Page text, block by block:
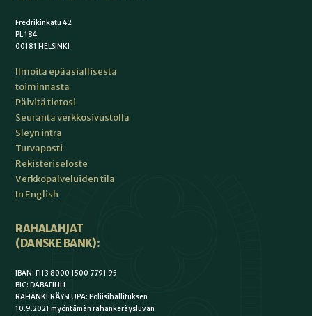
Fredrikinkatu 42
PL 184
00181 HELSINKI
Ilmoita epäasiallisesta
toiminnasta
Päivitä tietosi
Seuranta verkkosivustolla
Sleyn intra
Turvaposti
Rekisteriseloste
Verkkopalveluiden tila
In English
RAHALAHJAT
(DANSKE BANK):
IBAN: FI13 8000 1500 7791 95
BIC: DABAFIHH
RAHANKERÄYSLUPA: Poliisihallituksen
10.9.2021 myöntämän rahankeräysluvan